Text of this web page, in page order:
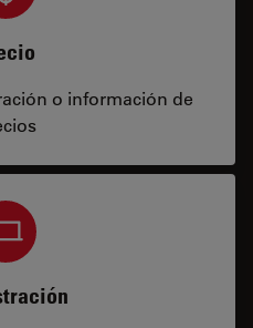
o información de